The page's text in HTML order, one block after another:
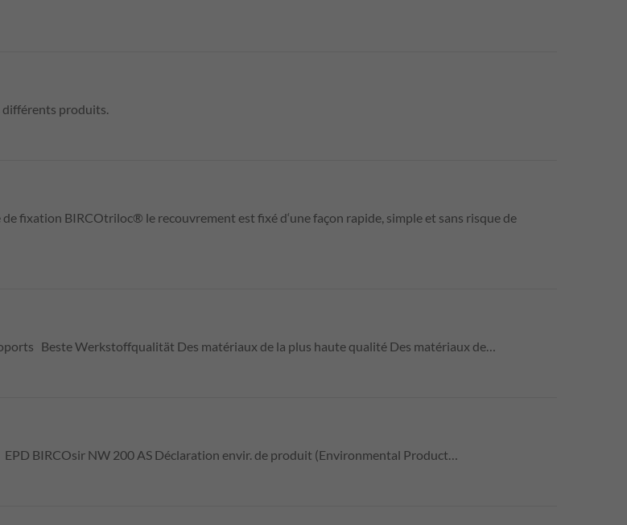
différents produits.
fixation BIRCOtriloc® le recouvrement est fixé d‘une façon rapide, simple et sans risque de
Beste Werkstoffqualität Des matériaux de la plus haute qualité Des matériaux de…
BIRCOsir NW 200 AS Déclaration envir. de produit (Environmental Product…